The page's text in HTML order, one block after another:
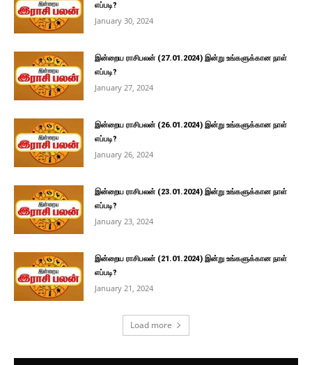
எப்படி?
January 30, 2024
இன்றைய ராசிபலன் (27.01.2024) இன்று உங்களுக்கான நாள்
எப்படி?
January 27, 2024
இன்றைய ராசிபலன் (26.01.2024) இன்று உங்களுக்கான நாள்
எப்படி?
January 26, 2024
இன்றைய ராசிபலன் (23.01.2024) இன்று உங்களுக்கான நாள்
எப்படி?
January 23, 2024
இன்றைய ராசிபலன் (21.01.2024) இன்று உங்களுக்கான நாள்
எப்படி?
January 21, 2024
Load more